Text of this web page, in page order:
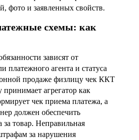
фото и заявленных свойств.
схемы: как
зависят от
платежного агента и статуса
продаже физлицу чек ККТ
принимает агрегатор как
чек приема платежа, а
должен обеспечить
за товар. Неправильная
за нарушения